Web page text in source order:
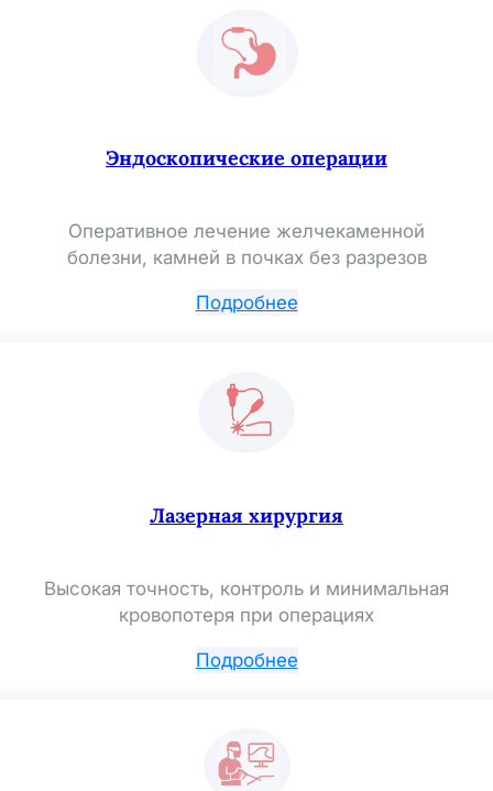
Эндоскопические операции
Оперативное лечение желчекаменной
болезни, камней в почках без разрезов
Подробнее
Лазерная хирургия
Высокая точность, контроль и минимальная
кровопотеря при операциях
Подробнее